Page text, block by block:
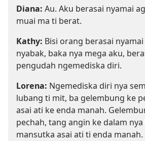
Diana: Au. Aku berasai nyamai
muai ma ti berat.
Kathy: Bisi orang berasai
nyabak, baka nya mega aku,
pengudah ngemediska diri.
Lorena: Ngemediska diri nya
lubang ti mit, ba gelembung ke
asai ati ke enda manah.
pechah, tang angin ke dalam
mansutka asai ati ti enda manah.